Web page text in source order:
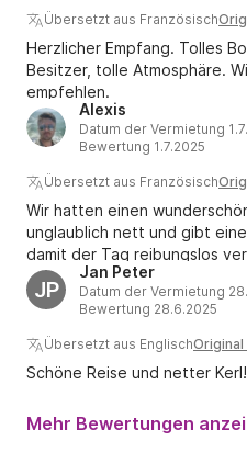
Übersetzt aus Französisch
Herzlicher Empfang. Tolles
Besitzer, tolle Atmosphäre.
empfehlen.
Alexis
Datum der Vermietung
Bewertung 1.7.2025
Übersetzt aus Französisch
Wir hatten einen
unglaublich nett und gibt
damit der Tag reibungslos
herzlich empfangen und
wärmstens empfehlen.
JP
Jan Peter
Datum der Vermietung
Bewertung 28.6.2025
Übersetzt aus EnglischOriginal
Schöne Reise und netter Kerl!
Mehr Bewertungen